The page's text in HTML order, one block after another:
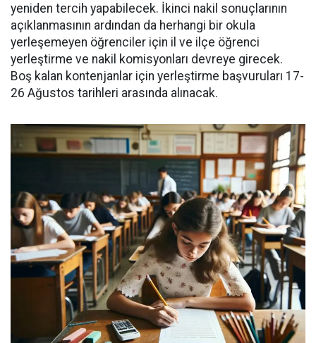
yeniden tercih yapabilecek. İkinci nakil sonuçlarının
açıklanmasının ardından da herhangi bir okula
yerleşemeyen öğrenciler için il ve ilçe öğrenci
yerleştirme ve nakil komisyonları devreye girecek.
Boş kalan kontenjanlar için yerleştirme başvuruları 17-
26 Ağustos tarihleri arasında alınacak.